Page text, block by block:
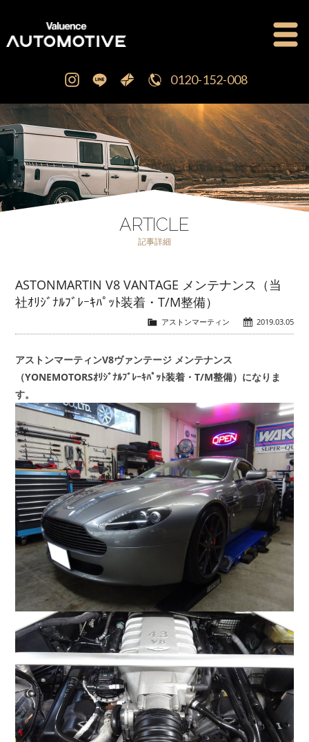
0120-152-008
公式ブログ OFFICIAL BLOG
新車・中古車販売 CAR SALES
注文販売 ORDER SALES
点検修理・車検 MAINTENANCE
会社概要 COMPANY
お問い合わせ CONTACT
ARTICLE
記事詳細
ASTONMARTIN V8 VANTAGE メンテナンス（当
社ｵﾘｼﾞﾅﾙﾌﾞﾚｰｷﾊﾟｯﾄ装着・T/M整備）
2019.03.05
アストンマーティン
アストンマーティンV8ヴァンテージ メンテナンス
（YONEMOTORSｵﾘｼﾞﾅﾙﾌﾞﾚｰｷﾊﾟｯﾄ装着・T/M整備）になりま
す。